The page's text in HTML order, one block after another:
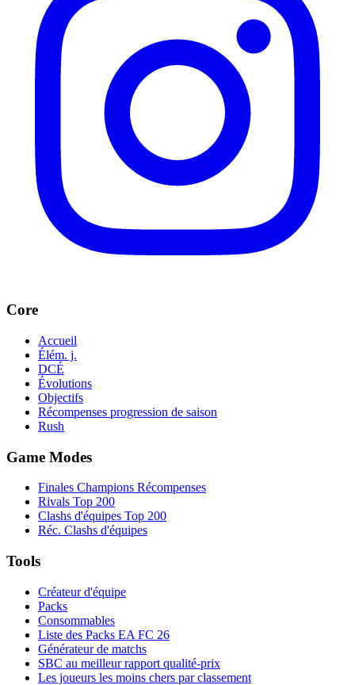
Core
Accueil
Élém. j.
DCÉ
Évolutions
Objectifs
Récompenses progression de saison
Rush
Game Modes
Finales Champions Récompenses
Rivals Top 200
Clashs d'équipes Top 200
Réc. Clashs d'équipes
Tools
Créateur d'équipe
Packs
Consommables
Liste des Packs EA FC 26
Générateur de matchs
SBC au meilleur rapport qualité-prix
Les joueurs les moins chers par classement